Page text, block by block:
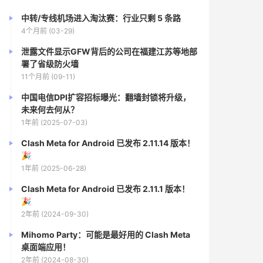
中转/专线机场进入淘汰赛：行业只剩 5 条路
4个月前 (03-29)
泄露文件显示GFW背后的公司在福建江苏等地部
署了省级防火墙
11个月前 (09-11)
中国电信DPI扩容招标曝光：翻墙封锁将升级，
未来何去何从？
1年前 (2025-07-03)
Clash Meta for Android 已发布 2.11.14 版本！
🎉
1年前 (2025-06-28)
Clash Meta for Android 已发布 2.11.1 版本！
🎉
2年前 (2024-09-30)
Mihomo Party：可能是最好用的 Clash Meta
桌面端应用！
2年前 (2024-08-30)